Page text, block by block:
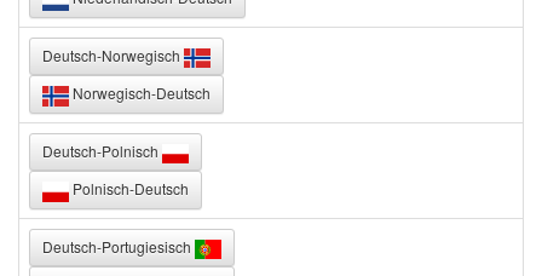
Deutsch-Norwegisch
Norwegisch-Deutsch
Deutsch-Polnisch
Polnisch-Deutsch
Deutsch-Portugiesisch